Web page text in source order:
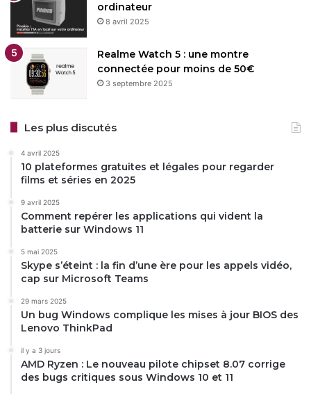
ordinateur
8 avril 2025
Realme Watch 5 : une montre
connectée pour moins de 50€
3 septembre 2025
Les plus discutés
4 avril 2025
10 plateformes gratuites et légales pour regarder
films et séries en 2025
9 avril 2025
Comment repérer les applications qui vident la
batterie sur Windows 11
5 mai 2025
Skype s’éteint : la fin d’une ère pour les appels vidéo,
cap sur Microsoft Teams
29 mars 2025
Un bug Windows complique les mises à jour BIOS des
Lenovo ThinkPad
il y a 3 jours
AMD Ryzen : Le nouveau pilote chipset 8.07 corrige
des bugs critiques sous Windows 10 et 11